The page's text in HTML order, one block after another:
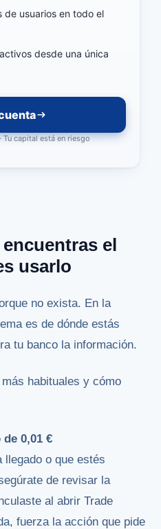
de usuarios en todo el
desde una única
Tu capital está en riesgo
el
usarlo
no exista. En la
es de dónde estás
tu banco la información.
habituales y cómo
0,01 €
llegado o que estés
de revisar la
al abrir Trade
fuerza la acción que pide